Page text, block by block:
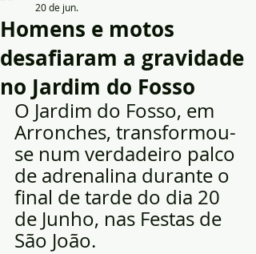
Homens e motos
desafiaram a gravidade
no Jardim do Fosso
20 de jun.
O Jardim do Fosso, em
Arronches, transformou-
se num verdadeiro palco
de adrenalina durante o
final de tarde do dia 20
de Junho, nas Festas de
São João.